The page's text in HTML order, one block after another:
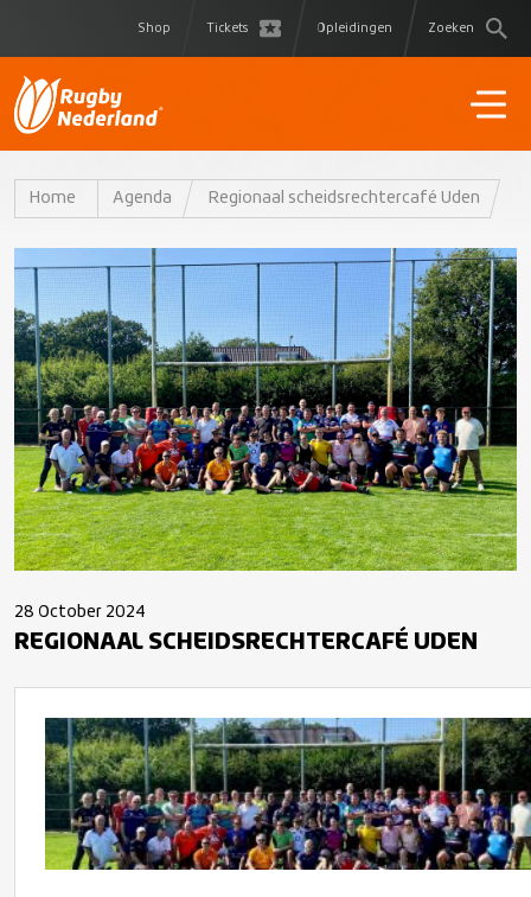
Shop Tickets Opleidingen Zoeken
Home Agenda Regionaal scheidsrechtercafé Uden
28 October 2024
REGIONAAL SCHEIDSRECHTERCAFÉ UDEN